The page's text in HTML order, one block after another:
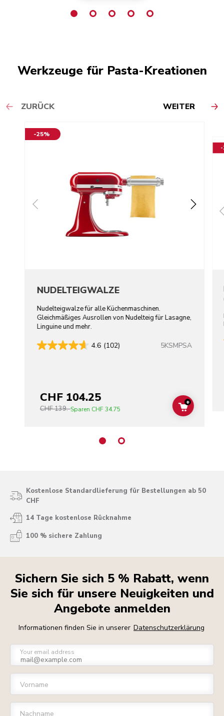
Werkzeuge für Pasta-Kreationen
ZURÜCK WEITER
-25%
NUDELTEIGWALZE
Nudelteigwalze für alle Küchenmaschinen.
Gleichmäßiges Ausrollen von Nudelteig für Lasagne,
Linguine und mehr.
4.6 (102) 5KSMPSA
CHF 104.25
CHF 139.-Sparen CHF 34.75 ADD TO
+
-
Kostenlose Standardlieferung für Bestellungen ab 50
CHF
14 Tage kostenlose Rücknahme
100 % sichere Zahlung
Sichern Sie sich 5 % Rabatt, wenn
Sie sich für unsere Neuigkeiten und
Angebote anmelden
Informationen finden Sie in unserer Datenschutzerklärung
Your email address
Vorname
Nachname